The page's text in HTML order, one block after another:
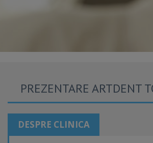
PREZENTARE ARTDENT
DESPRE CLINICA